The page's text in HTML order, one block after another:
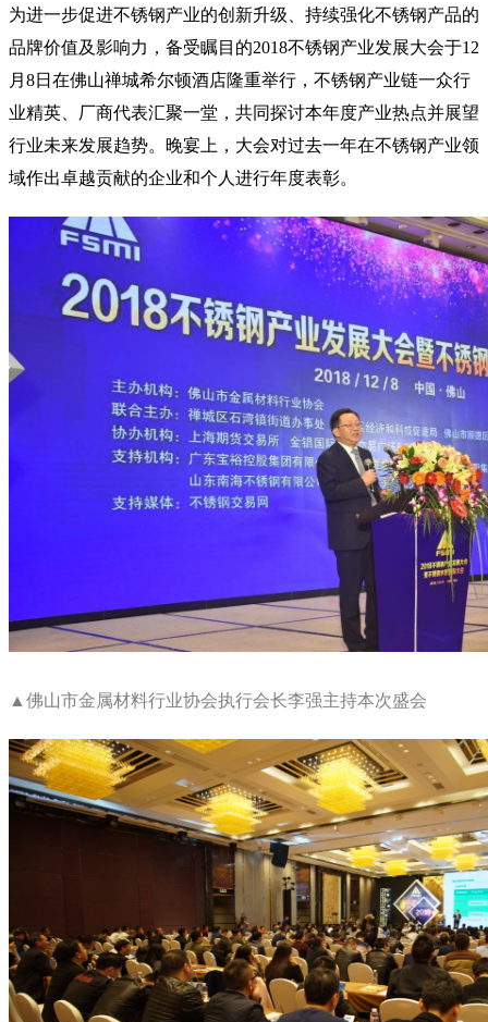
为进一步促进不锈钢产业的创新升级、持续强化不锈钢产品的
品牌价值及影响力，备受瞩目的2018不锈钢产业发展大会于12
月8日在佛山禅城希尔顿酒店隆重举行，不锈钢产业链一众行
业精英、厂商代表汇聚一堂，共同探讨本年度产业热点并展望
行业未来发展趋势。晚宴上，大会对过去一年在不锈钢产业领
域作出卓越贡献的企业和个人进行年度表彰。
▲佛山市金属材料行业协会执行会长李强主持本次盛会